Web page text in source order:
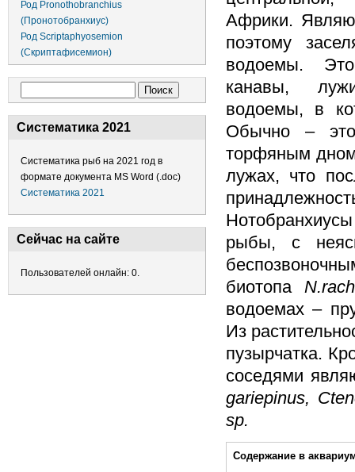
Род Pronothobranchius
(Пронотобранхиус)
Род Scriptaphyosemion
(Скриптафисемион)
Систематика 2021
Систематика рыб на 2021 год в
формате документа MS Word (.doc)
Систематика 2021
Сейчас на сайте
Пользователей онлайн: 0.
Африки.
поэтому
водоемы.
канавы,
водоемы, в
Обычно –
торфяным
лужах, что
рыбы, с
биотопа
водоемах –
Из
пузырчатка.
соседями
gariepinus,
sp.
Дополнительно
Содержание в